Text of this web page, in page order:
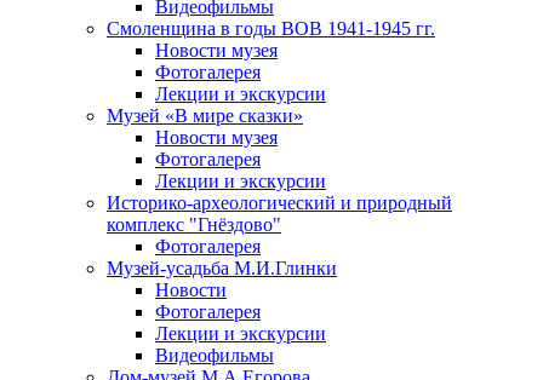
Видеофильмы
Смоленщина в годы ВОВ 1941-1945 гг.
Новости музея
Фотогалерея
Лекции и экскурсии
Музей «В мире сказки»
Новости музея
Фотогалерея
Лекции и экскурсии
Историко-археологический и природный
комплекс "Гнёздово"
Фотогалерея
Музей-усадьба М.И.Глинки
Новости
Фотогалерея
Лекции и экскурсии
Видеофильмы